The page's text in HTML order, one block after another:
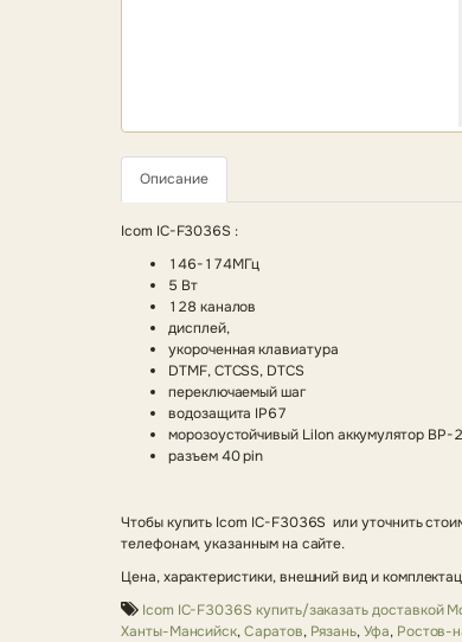
Описание
Icom IC-F3036S :
146-174МГц
5 Вт
128 каналов
дисплей,
укороченная клавиатура
DTMF, CTCSS, DTCS
переключаемый шаг
водозащита IP67
морозоустойчивый LiIon аккумулятор BP-
разъем 40 pin
Чтобы купить Icom IC-F3036S или уточнить
телефонам, указанным на сайте.
Цена, характеристики, внешний вид и
Icom IC-F3036S купить/заказать доставкой
Ханты-Мансийск,Саратов, Рязань,Уфа, Ростов-